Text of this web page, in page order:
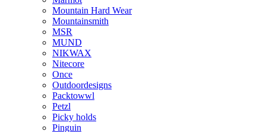
Mountain Hard Wear
Mountainsmith
MSR
MUND
NIKWAX
Nitecore
Once
Outdoordesigns
Packtowwl
Petzl
Picky holds
Pinguin